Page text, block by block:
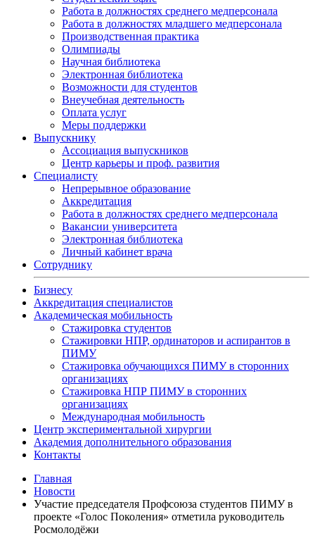
Работа в должностях среднего медперсонала
Работа в должностях младшего медперсонала
Производственная практика
Олимпиады
Научная библиотека
Электронная библиотека
Возможности для студентов
Внеучебная деятельность
Оплата услуг
Меры поддержки
Выпускнику
Ассоциация выпускников
Центр карьеры и проф. развития
Специалисту
Непрерывное образование
Аккредитация
Работа в должностях среднего медперсонала
Вакансии университета
Электронная библиотека
Личный кабинет врача
Сотруднику
Бизнесу
Аккредитация специалистов
Академическая мобильность
Стажировка студентов
Стажировки НПР, ординаторов и аспирантов в
ПИМУ
Стажировка обучающихся ПИМУ в сторонних
организациях
Стажировка НПР ПИМУ в сторонних
организациях
Международная мобильность
Центр экспериментальной хирургии
Академия дополнительного образования
Контакты
Главная
Новости
Участие председателя Профсоюза студентов ПИМУ в
проекте «Голос Поколения» отметила руководитель
Росмолодёжи